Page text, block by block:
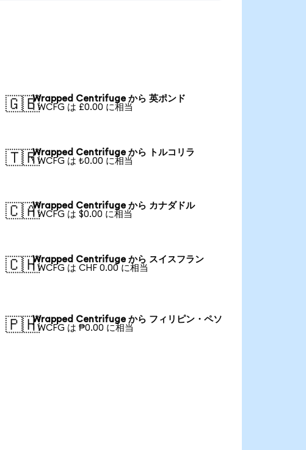
🇬🇧Wrapped Centrifuge から 英ポンド
1 WCFG は £0.00 に相当
🇹🇷Wrapped Centrifuge から トルコリラ
1 WCFG は ₺0.00 に相当
🇨🇦Wrapped Centrifuge から カナダドル
1 WCFG は $0.00 に相当
🇨🇭Wrapped Centrifuge から スイスフラン
1 WCFG は CHF 0.00 に相当
🇵🇭Wrapped Centrifuge から フィリピン・ペソ
1 WCFG は ₱0.00 に相当